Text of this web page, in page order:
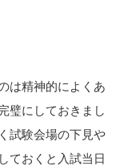
は精神的によくあ
璧にしておきまし
試験会場の下見や
ておくと入試当日